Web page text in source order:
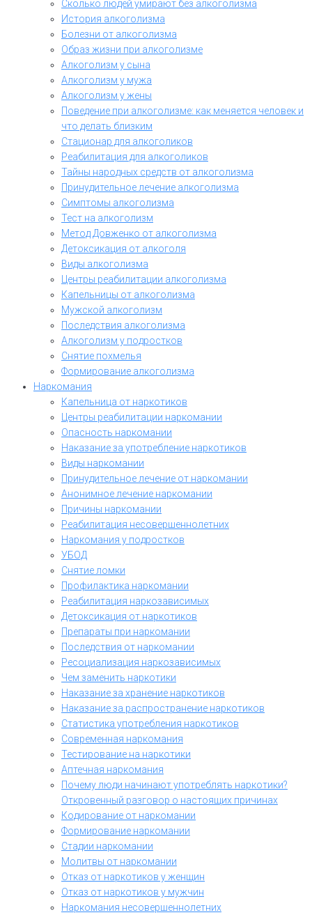
Сколько людей умирают без алкоголизма
История алкоголизма
Болезни от алкоголизма
Образ жизни при алкоголизме
Алкоголизм у сына
Алкоголизм у мужа
Алкоголизм у жены
Поведение при алкоголизме: как меняется человек и
что делать близким
Стационар для алкоголиков
Реабилитация для алкоголиков
Тайны народных средств от алкоголизма
Принудительное лечение алкоголизма
Симптомы алкоголизма
Тест на алкоголизм
Метод Довженко от алкоголизма
Детоксикация от алкоголя
Виды алкоголизма
Центры реабилитации алкоголизма
Капельницы от алкоголизма
Мужской алкоголизм
Последствия алкоголизма
Алкоголизм у подростков
Снятие похмелья
Формирование алкоголизма
Наркомания
Капельница от наркотиков
Центры реабилитации наркомании
Опасность наркомании
Наказание за употребление наркотиков
Виды наркомании
Принудительное лечение от наркомании
Анонимное лечение наркомании
Причины наркомании
Реабилитация несовершеннолетних
Наркомания у подростков
УБОД
Снятие ломки
Профилактика наркомании
Реабилитация наркозависимых
Детоксикация от наркотиков
Препараты при наркомании
Последствия от наркомании
Ресоциализация наркозависимых
Чем заменить наркотики
Наказание за хранение наркотиков
Наказание за распространение наркотиков
Статистика употребления наркотиков
Современная наркомания
Тестирование на наркотики
Аптечная наркомания
Почему люди начинают употреблять наркотики?
Откровенный разговор о настоящих причинах
Кодирование от наркомании
Формирование наркомании
Стадии наркомании
Молитвы от наркомании
Отказ от наркотиков у женщин
Отказ от наркотиков у мужчин
Наркомания несовершеннолетних